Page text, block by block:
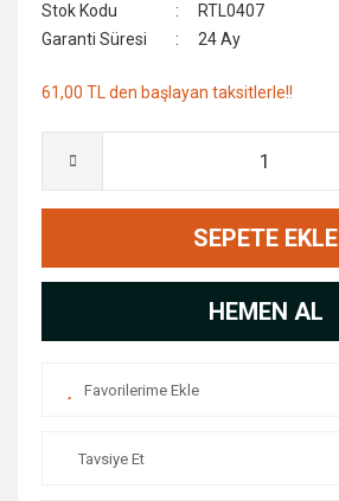
Stok Kodu
RTL0407
Garanti Süresi
24 Ay
61,00 TL den başlayan taksitlerle!!
SEPETE EKLE
HEMEN AL
Tavsiye Et